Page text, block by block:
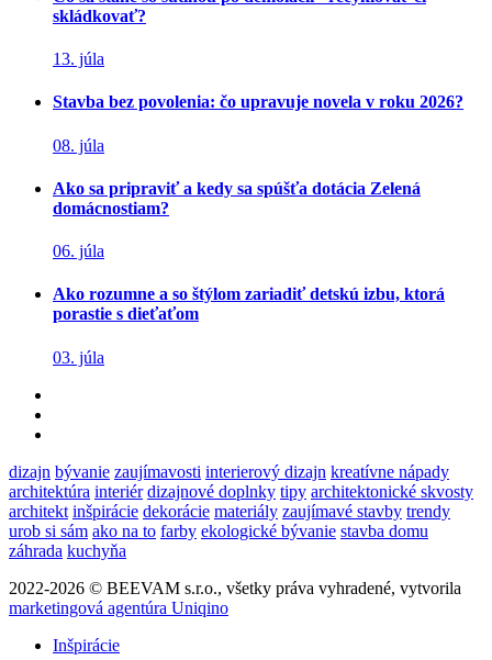
skládkovať?
13. júla
Stavba bez povolenia: čo upravuje novela v roku 2026?
08. júla
Ako sa pripraviť a kedy sa spúšťa dotácia Zelená
domácnostiam?
06. júla
Ako rozumne a so štýlom zariadiť detskú izbu, ktorá
porastie s dieťaťom
03. júla
dizajn bývanie zaujímavosti interierový dizajn kreatívne nápady
architektúra interiér dizajnové doplnky tipy architektonické skvosty
architekt inšpirácie dekorácie materiály zaujímavé stavby trendy
urob si sám ako na to farby ekologické bývanie stavba domu
záhrada kuchyňa
2022-2026 © BEEVAM s.r.o., všetky práva vyhradené, vytvorila
marketingová agentúra Uniqino
Inšpirácie